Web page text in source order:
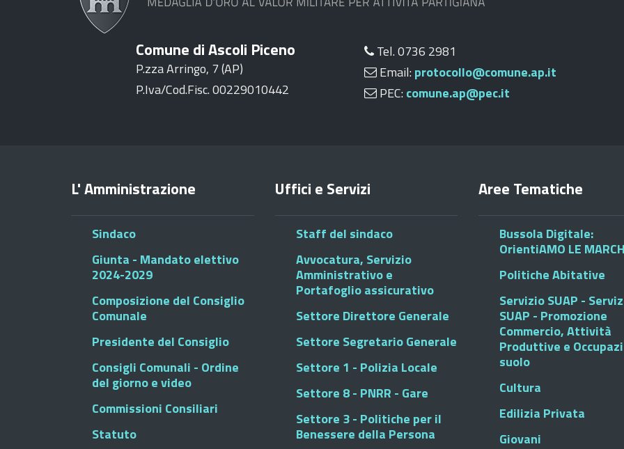
Comune di Ascoli Piceno
P.zza Arringo, 7 (AP)
P.Iva/Cod.Fisc. 00229010442
Tel. 0736 2981
Email: protocollo@comune.ap.it
PEC: comune.ap@pec.it
L' Amministrazione
Sindaco
Giunta - Mandato elettivo
2024-2029
Composizione del Consiglio
Comunale
Presidente del Consiglio
Consigli Comunali - Ordine
del giorno e video
Commissioni Consiliari
Statuto
Uffici e Servizi
Staff del sindaco
Avvocatura, Servizio
Amministrativo e
Portafoglio assicurativo
Settore Direttore Generale
Settore Segretario Generale
Settore 1 - Polizia Locale
Settore 8 - PNRR - Gare
Settore 3 - Politiche per il
Benessere della Persona
Aree Tematiche
Bussola Digitale:
OrientiAMO LE
Politiche Abitative
Servizio SUAP -
SUAP - Promozione
Commercio, Attività
Produttive e
suolo
Cultura
Edilizia Privata
Giovani